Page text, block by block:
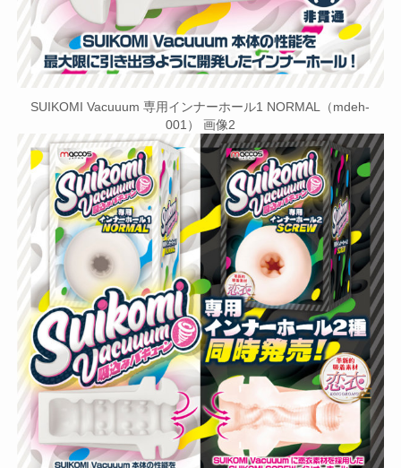
SUIKOMI Vacuuum 専用インナーホール1 NORMAL（mdeh-
001） 画像2